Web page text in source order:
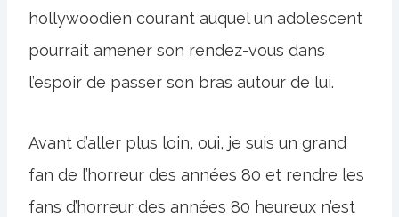
hollywoodien courant auquel un adolescent
pourrait amener son rendez-vous dans
l’espoir de passer son bras autour de lui.
Avant d’aller plus loin, oui, je suis un grand
fan de l’horreur des années 80 et rendre les
fans d’horreur des années 80 heureux n’est